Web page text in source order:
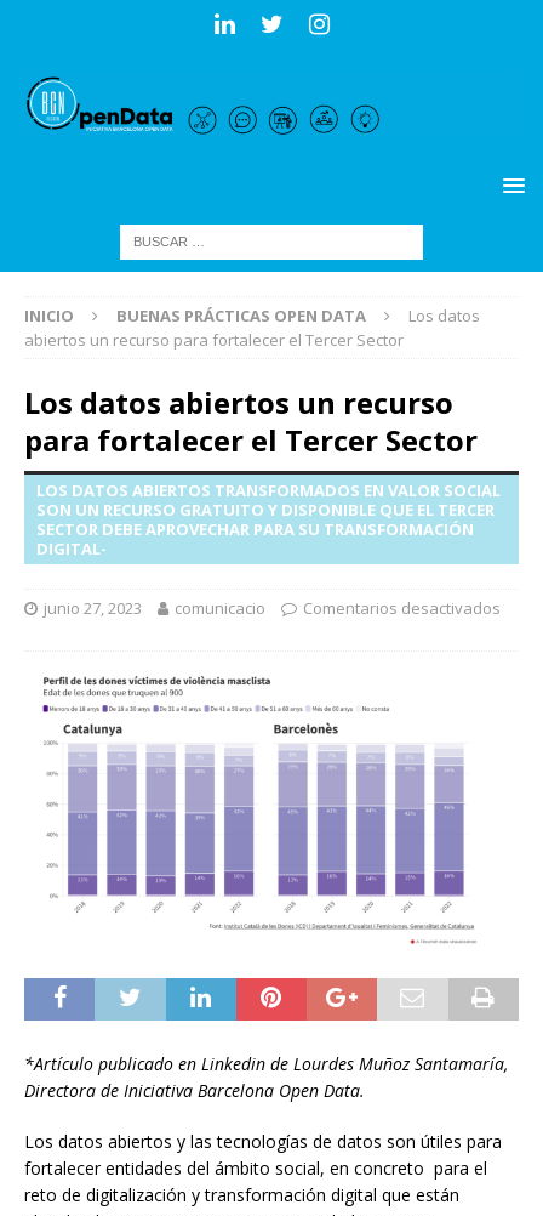
INICIO BUENAS PRÁCTICAS OPEN DATA
Los datos
abiertos un recurso para fortalecer el Tercer Sector
Los datos abiertos un recurso
para fortalecer el Tercer Sector
LOS DATOS ABIERTOS TRANSFORMADOS EN VALOR SOCIAL
SON UN RECURSO GRATUITO Y DISPONIBLE QUE EL TERCER
SECTOR DEBE APROVECHAR PARA SU TRANSFORMACIÓN
DIGITAL-
junio 27, 2023 comunicacio Comentarios desactivados
*Artículo publicado en Linkedin de Lourdes Muñoz Santamaría,
Directora de Iniciativa Barcelona Open Data.
Los datos abiertos y las tecnologías de datos son útiles para
fortalecer entidades del ámbito social, en concreto para el
reto de digitalización y transformación digital que están